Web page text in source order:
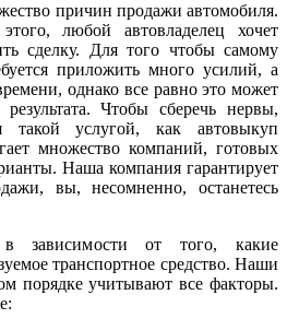
причин продажи автомобиля.
любой автовладелец хочет
сделку. Для того чтобы самому
приложить много усилий, а
однако все равно это может
Чтобы сберечь нервы,
такой услугой, как автовыкуп
множество компаний, готовых
Наша компания гарантирует
вы, несомненно, останетесь
в зависимости от того, какие
транспортное средство. Наши
порядке учитывают все факторы.